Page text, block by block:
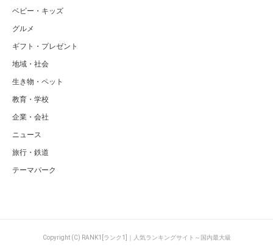
ベビー・キッズ
グルメ
ギフト・プレゼント
地域・社会
生き物・ペット
教育・学校
企業・会社
ニュース
旅行・鉄道
テーマパーク
Copyright (C) RANK1[ランク1]｜人気ランキングサイト～国内最大級